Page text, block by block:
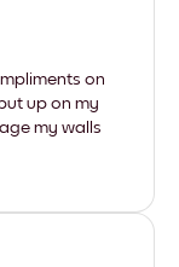
on
up on my
my walls